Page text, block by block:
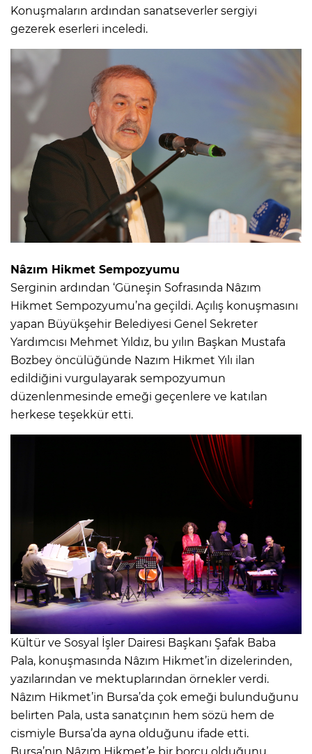
Konuşmaların ardından sanatseverler sergiyi
gezerek eserleri inceledi.
Nâzım Hikmet Sempozyumu
Serginin ardından ‘Güneşin Sofrasında Nâzım
Hikmet Sempozyumu’na geçildi. Açılış konuşmasını
yapan Büyükşehir Belediyesi Genel Sekreter
Yardımcısı Mehmet Yıldız, bu yılın Başkan Mustafa
Bozbey öncülüğünde Nazım Hikmet Yılı ilan
edildiğini vurgulayarak sempozyumun
düzenlenmesinde emeği geçenlere ve katılan
herkese teşekkür etti.
Kültür ve Sosyal İşler Dairesi Başkanı Şafak Baba
Pala, konuşmasında Nâzım Hikmet’in dizelerinden,
yazılarından ve mektuplarından örnekler verdi.
Nâzım Hikmet’in Bursa’da çok emeği bulunduğunu
belirten Pala, usta sanatçının hem sözü hem de
cismiyle Bursa’da ayna olduğunu ifade etti.